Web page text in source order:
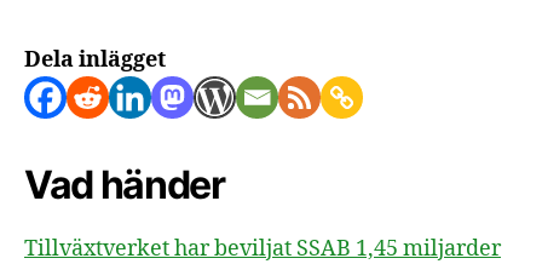
Dela inlägget
Vad händer
Tillväxtverket har beviljat SSAB 1,45 miljarder